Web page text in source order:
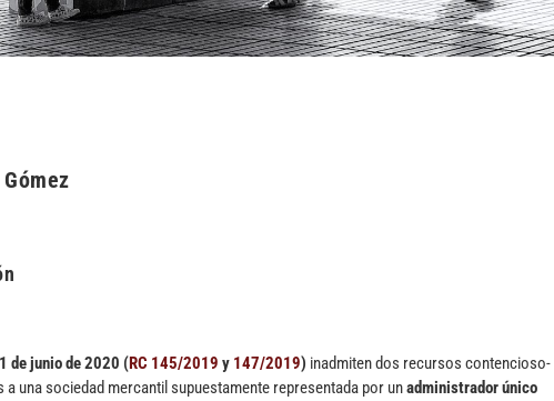
de junio de 2020 (RC 145/2019 y 147/2019) inadmiten dos recursos contencioso-
a una sociedad mercantil supuestamente representada por unadministrador único